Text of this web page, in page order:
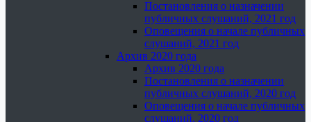
Постановления о назначении
публичных слушаний, 2021 год
Оповещения о начале публичных
слушаний, 2021 год
Архив 2020 года
Архив 2020 года
Постановления о назначении
публичных слушаний, 2020 год
Оповещения о начале публичных
слушаний, 2020 год